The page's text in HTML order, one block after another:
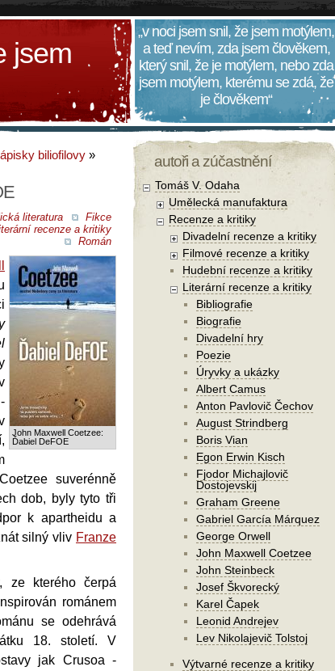
jsem
„v noci jsem snil, že jsem motýlem,
a teď nevím, zda jsem člověkem,
který snil, že je motýlem, nebo zda
jsem motýlem, kterému se zdá, že
je člověkem“
biliofilovy »
literatura
Fikce
recenze a kritiky
Román
John Maxwell Coetzee:
Ďabiel DeFOE
suverénně
dob, byly tyto tři
k apartheidu a
silný vliv Franze
kterého čerpá
románem
se odehrává
18. století. V
jak Crusoa -
autoři a zúčastnění
Tomáš V. Odaha
Umělecká manufaktura
Recenze a kritiky
Divadelní recenze a kritiky
Filmové recenze a kritiky
Hudební recenze a kritiky
Literární recenze a kritiky
Bibliografie
Biografie
Divadelní hry
Poezie
Úryvky a ukázky
Albert Camus
Anton Pavlovič Čechov
August Strindberg
Boris Vian
Egon Erwin Kisch
Fjodor Michajlovič
Dostojevskij
Graham Greene
Gabriel García Márquez
George Orwell
John Maxwell Coetzee
John Steinbeck
Josef Škvorecký
Karel Čapek
Leonid Andrejev
Lev Nikolajevič Tolstoj
Výtvarné recenze a kritiky